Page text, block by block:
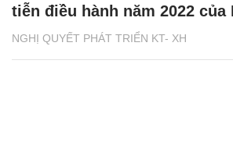
NGHỊ QUYẾT PHÁT TRIỂN KT- XH
tiễn điều hành năm 2022 của